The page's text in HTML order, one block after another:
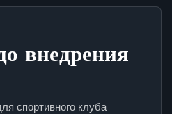
внедрения
спортивного клуба